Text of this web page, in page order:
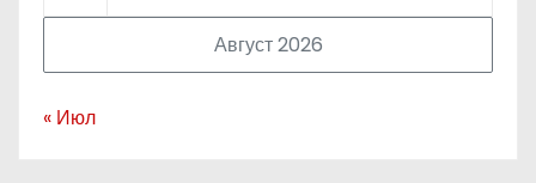
Август 2026
« Июл